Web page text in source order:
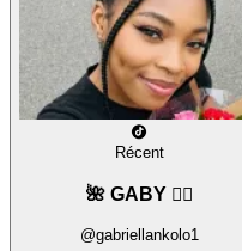
Récent
🌺 GABY ❤️‍🔥
@gabriellankolo1